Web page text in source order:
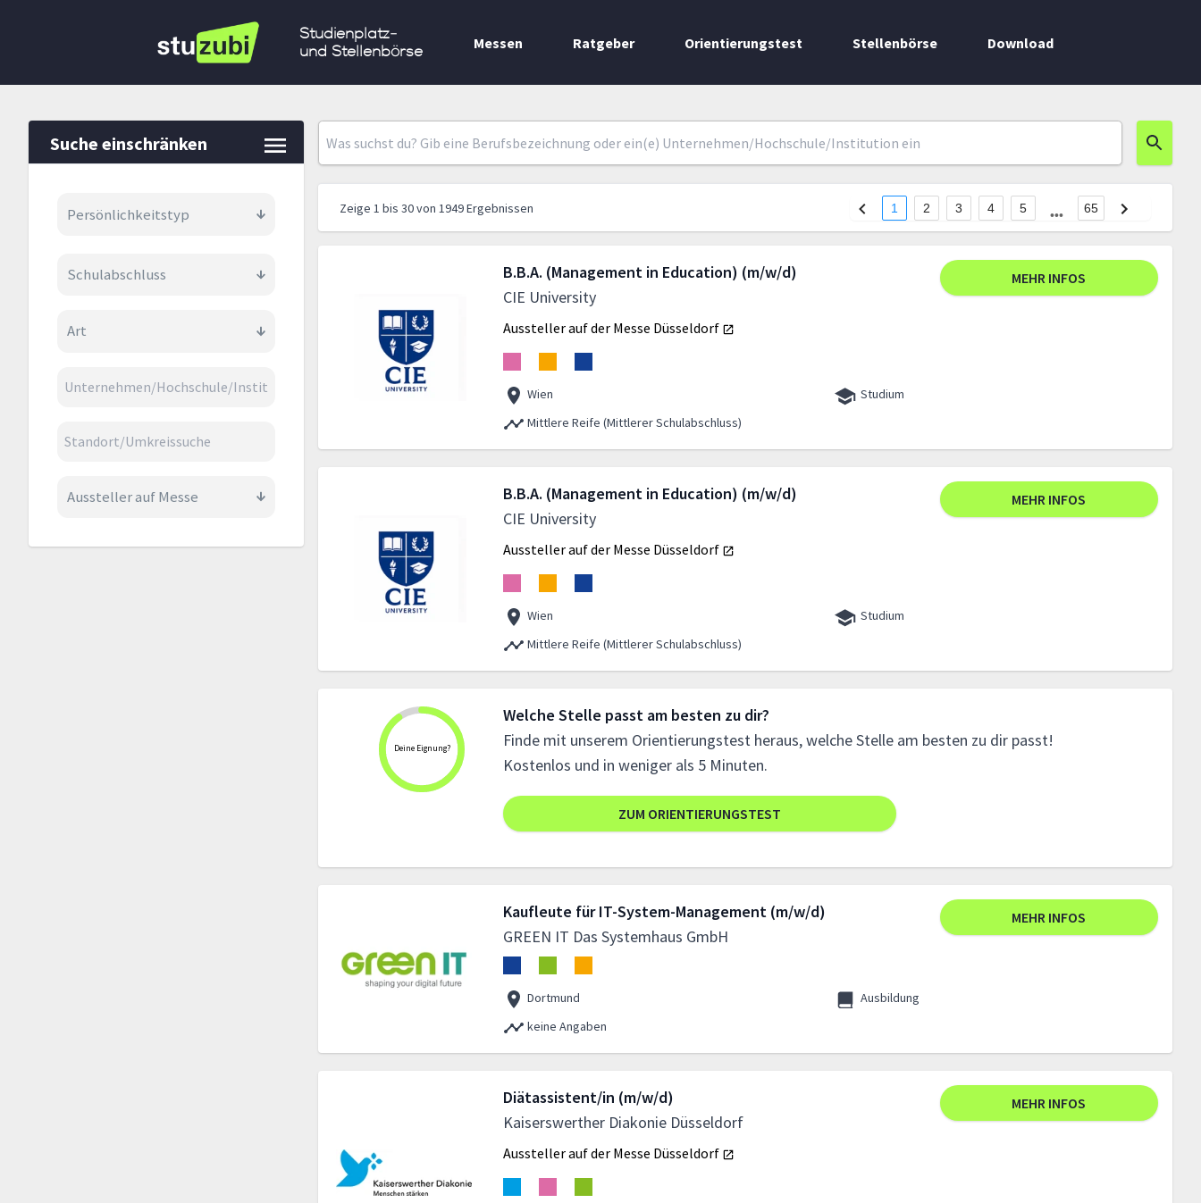
Studienplatz-
und Stellenbörse
Messen Ratgeber Orientierungstest Stellenbörse Download
Suche einschränken
Persönlichkeitstyp
Schulabschluss
Art
Aussteller auf Messe
Zeige 1 bis 30von 1949Ergebnissen 1 2 3 4 5 65
B.B.A. (Management in Education) (m/w/d)
CIE University
MEHR INFOS
Aussteller auf der Messe Düsseldorf
Wien
Studium
Mittlere Reife (Mittlerer Schulabschluss)
B.B.A. (Management in Education) (m/w/d)
CIE University
MEHR INFOS
Aussteller auf der Messe Düsseldorf
Wien
Studium
Mittlere Reife (Mittlerer Schulabschluss)
Deine Eignung?
Welche Stelle passt am besten zu dir?
Finde mit unserem Orientierungstest heraus, welche Stelle am besten zu dir passt!
Kostenlos und in weniger als 5 Minuten.
ZUM ORIENTIERUNGSTEST
Kaufleute für IT-System-Management (m/w/d)
GREEN IT Das Systemhaus GmbH
MEHR INFOS
Dortmund
Ausbildung
keine Angaben
Diätassistent/in (m/w/d)
Kaiserswerther Diakonie Düsseldorf
MEHR INFOS
Aussteller auf der Messe Düsseldorf